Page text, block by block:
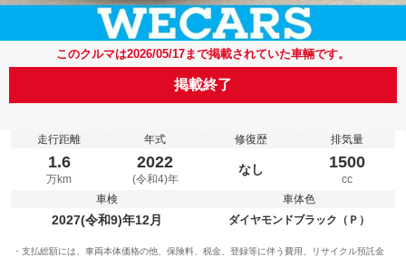
このクルマは2026/05/17まで掲載されていた車輛です。
掲載終了
走行距離
1.6
万km
年式
2022
(令和4)年
修復歴
なし
排気量
1500
cc
車検
2027(令和9)年12月
車体色
ダイヤモンドブラック（Ｐ）
支払総額には、車両本体価格の他、保険料、税金、登録等に伴う費用、リサイクル預託金